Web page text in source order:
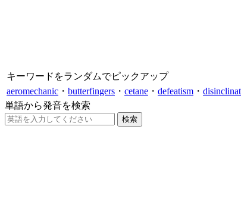
キーワードをランダムでピックアップ
aeromechanic ・ butterfingers ・ cetane ・ defeatism ・
単語から発音を検索